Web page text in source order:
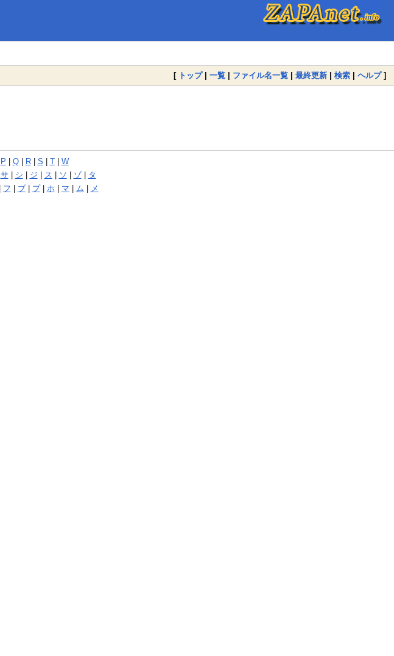
[ トップ| 一覧 | ファイル名一覧 | 最終更新 | 検索 | ヘルプ]
P Q| R| S T| W
サ| シ ジ ス ソ ゾ| タ
フ ブ| プ| ホ マ ム
メ